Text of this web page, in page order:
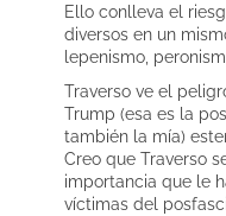
Ello conlleva el
diversos en un
lepenismo,
Traverso ve el
Trump (esa es la
también la mía)
Creo que Traverso
importancia que le
víctimas del